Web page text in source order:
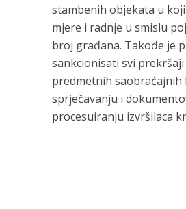
stambenih objekata u
mjere i radnje u smislu
broj građana. Takođe je
sankcionisati svi
predmetnih saobraćajnih
sprječavanju i
procesuiranju izvršilaca